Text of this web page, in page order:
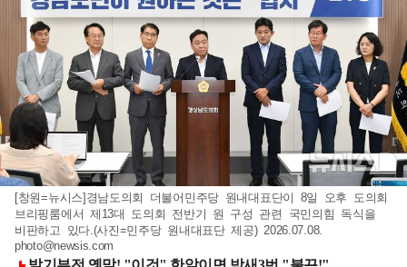
[창원=뉴시스]경남도의회 더불어민주당 원내대표단이 8일 오후 도의회
브리핑룸에서 제13대 도의회 전반기 원 구성 관련 국민의힘 독식을
비판하고 있다.(사진=민주당 원내대표단 제공) 2026.07.08.
photo@newsis.com